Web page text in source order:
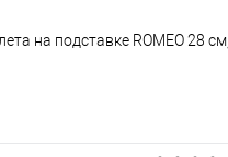
на подставке ROMEO 28 см,